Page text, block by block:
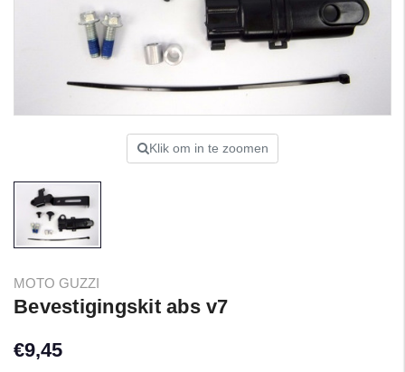
Klik om in te zoomen
MOTO GUZZI
Bevestigingskit abs v7
€9,45